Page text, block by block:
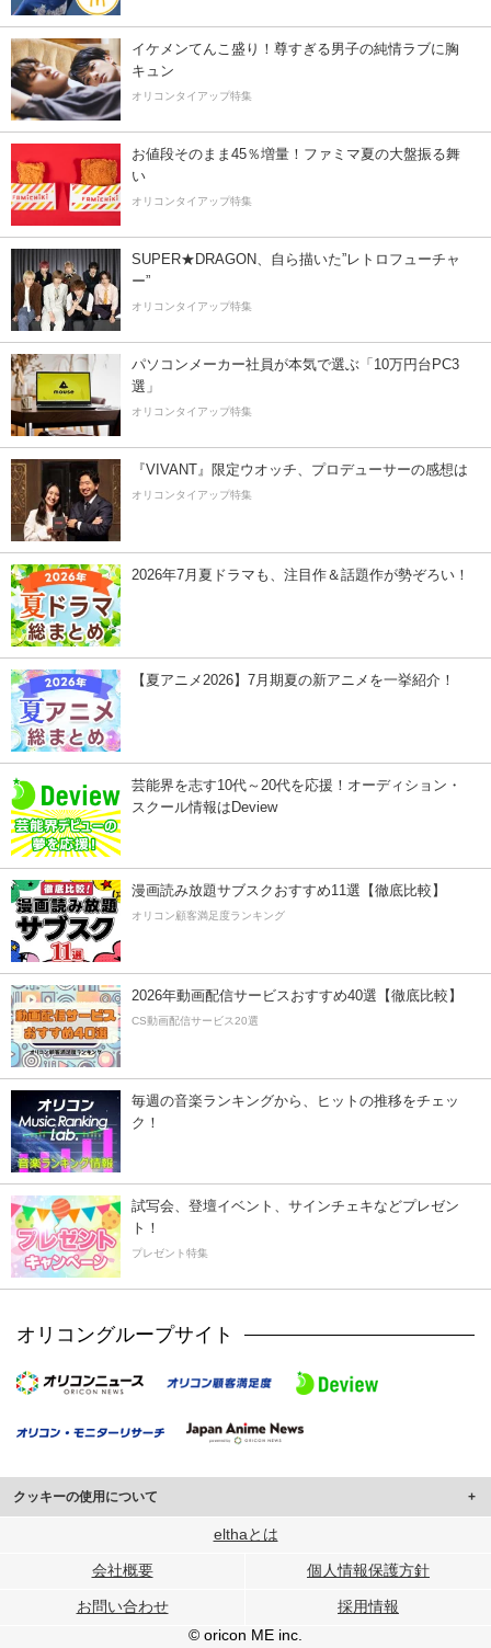
イケメンてんこ盛り！尊すぎる男子の純情ラブに胸
キュン
オリコンタイアップ特集
お値段そのまま45％増量！ファミマ夏の大盤振る舞
い
オリコンタイアップ特集
SUPER★DRAGON、自ら描いた”レトロフューチャ
ー”
オリコンタイアップ特集
パソコンメーカー社員が本気で選ぶ「10万円台PC3
選」
オリコンタイアップ特集
『VIVANT』限定ウオッチ、プロデューサーの感想は
オリコンタイアップ特集
2026年7月夏ドラマも、注目作＆話題作が勢ぞろい！
【夏アニメ2026】7月期夏の新アニメを一挙紹介！
芸能界を志す10代～20代を応援！オーディション・
スクール情報はDeview
漫画読み放題サブスクおすすめ11選【徹底比較】
オリコン顧客満足度ランキング
2026年動画配信サービスおすすめ40選【徹底比較】
CS動画配信サービス20選
毎週の音楽ランキングから、ヒットの推移をチェッ
ク！
試写会、登壇イベント、サインチェキなどプレゼン
ト！
プレゼント特集
オリコングループサイト
クッキーの使用について
このサイトでは Cookie を使用して、ユーザーに合わせたコンテンツや広告の
行っています。
メディアや広告配信、データ解析の各パートナーに提供しています。
各パートナーは、この情報とユーザーが各パートナーに提供した他の情報や、
elthaとは
会社概要 個人情報保護方針
お問い合わせ
採用情報
© oricon ME inc.